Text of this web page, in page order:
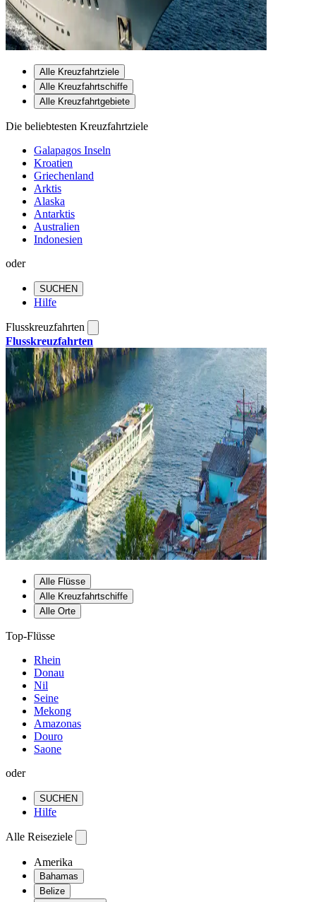
Alle Kreuzfahrtziele
Alle Kreuzfahrtschiffe
Alle Kreuzfahrtgebiete
Die beliebtesten Kreuzfahrtziele
Galapagos Inseln
Kroatien
Griechenland
Arktis
Alaska
Antarktis
Australien
Indonesien
oder
SUCHEN
Hilfe
Flusskreuzfahrten
Flusskreuzfahrten
Alle Flüsse
Alle Kreuzfahrtschiffe
Alle Orte
Top-Flüsse
Rhein
Donau
Nil
Seine
Mekong
Amazonas
Douro
Saone
oder
SUCHEN
Hilfe
Alle Reiseziele
Amerika
Bahamas
Belize